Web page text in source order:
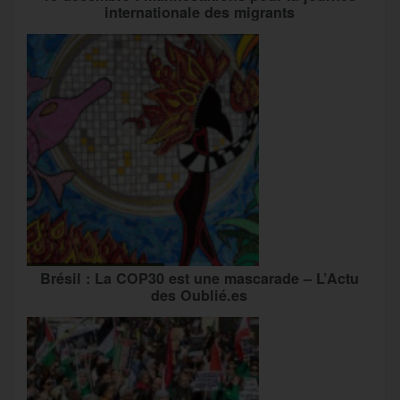
internationale des migrants
Brésil : La COP30 est une mascarade – L’Actu
des Oublié.es